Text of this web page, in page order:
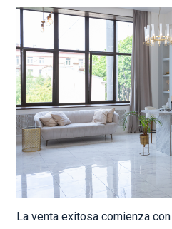
La venta exitosa comienza